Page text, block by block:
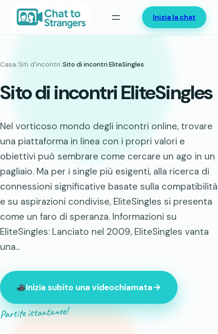
contenuto
Inizia la chat
Casa/Siti d'incontri/Sito di incontri EliteSingles
Sito di incontri EliteSingles
Nel vorticoso mondo degli incontri online, trovare
una piattaforma in linea con i propri valori e
obiettivi può sembrare come cercare un ago in un
pagliaio. Ma per i single più esigenti, alla ricerca di
connessioni significative basate sulla compatibilità
e su aspirazioni condivise, EliteSingles si presenta
come un faro di speranza. Informazioni su
EliteSingles: Lanciato nel 2009, EliteSingles vanta
una...
Inizia subito una videochiamata
Partite istantanee!